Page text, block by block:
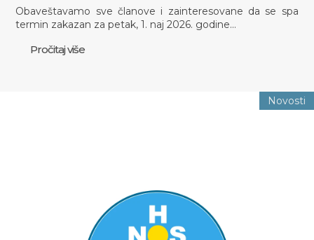
Obaveštavamo sve članove i zainteresovane da se spa
termin zakazan za petak, 1. naj 2026. godine…
Pročitaj više
Novosti